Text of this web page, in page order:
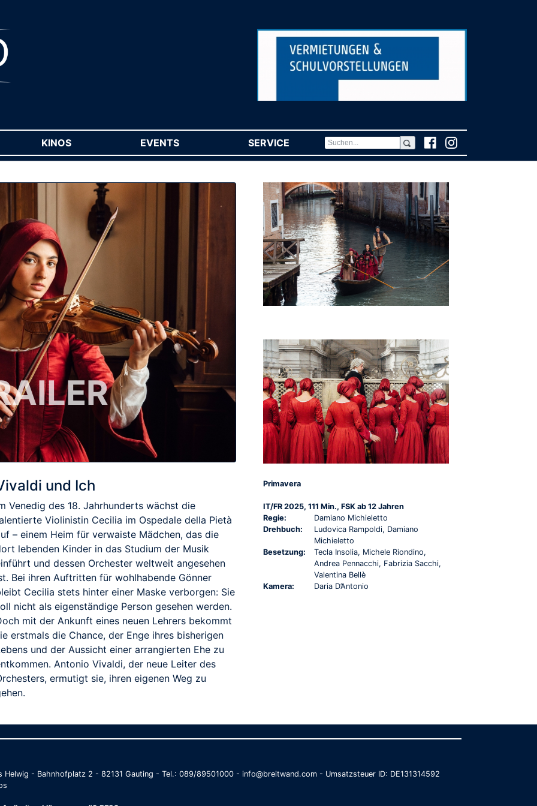
KINOS EVENTS SERVICE (CURRENT)
und Ich
Venedig des 18. Jahrhunderts wächst die
Violinistin Cecilia im Ospedale della Pietà
– einem Heim für verwaiste Mädchen, das die
lebenden Kinder in das Studium der Musik
und dessen Orchester weltweit angesehen
Bei ihren Auftritten für wohlhabende Gönner
Cecilia stets hinter einer Maske verborgen: Sie
nicht als eigenständige Person gesehen werden.
mit der Ankunft eines neuen Lehrers bekommt
erstmals die Chance, der Enge ihres bisherigen
und der Aussicht einer arrangierten Ehe zu
Antonio Vivaldi, der neue Leiter des
ermutigt sie, ihren eigenen Weg zu
Primavera
IT/FR 2025, 111 Min., FSK ab 12 Jahren
Regie:
Damiano Michieletto
Drehbuch:
Ludovica Rampoldi, Damiano
Michieletto
Besetzung:
Tecla Insolia, Michele Riondino,
Andrea Pennacchi, Fabrizia Sacchi,
Valentina Bellè
Kamera:
Daria D’Antonio
- Bahnhofplatz 2 - 82131 Gauting - Tel.: 089/89501000 - info@breitwand.com - Umsatzsteuer ID: DE131314592